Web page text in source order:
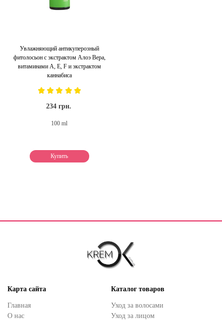
Увлажняющий антикуперозный
фитолосьон с экстрактом Алоэ Вера,
витаминами А, Е, F и экстрактом
каннабиса
234 грн.
100 ml
Купить
Карта сайта
Главная
О нас
Каталог товаров
Уход за волосами
Уход за лицом